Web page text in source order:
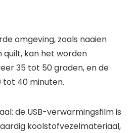
omgeving, zoals naaien
quilt, kan het worden
35 tot 50 graden, en de
tot 40 minuten.
de USB-verwarmingsfilm is
koolstofvezelmateriaal,